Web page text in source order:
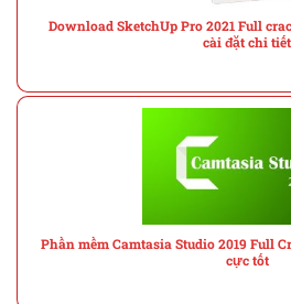
Download SketchUp Pro 2021 Full
cài đặt chi tiết
Phần mềm Camtasia Studio 2019 Full
cực tốt